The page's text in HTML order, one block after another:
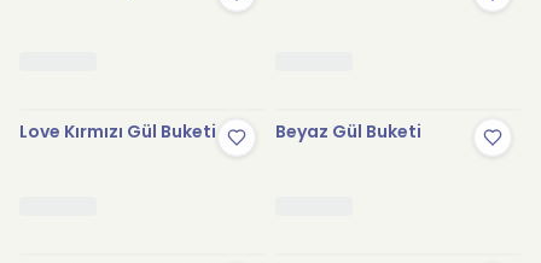
Love Kırmızı Gül Buketi Beyaz Gül Buketi